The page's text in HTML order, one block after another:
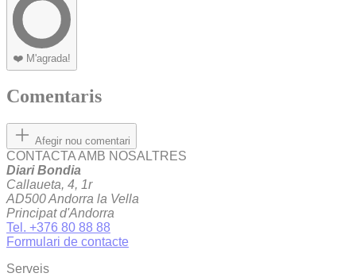
❤️ M'agrada!
Comentaris
Afegir nou comentari
CONTACTA AMB NOSALTRES
Diari Bondia
Callaueta, 4, 1r
AD500 Andorra la Vella
Principat d'Andorra
Tel. +376 80 88 88
Formulari de contacte
Serveis